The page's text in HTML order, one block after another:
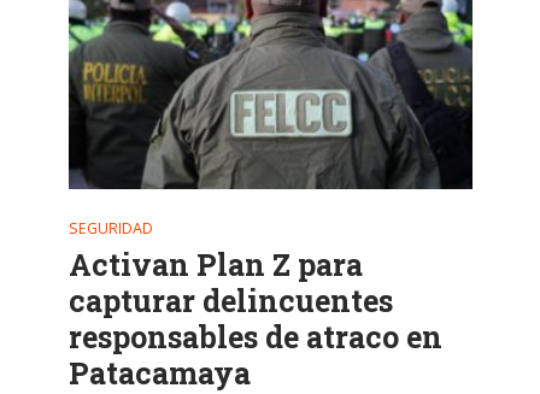
SEGURIDAD
Activan Plan Z para
capturar delincuentes
responsables de atraco en
Patacamaya